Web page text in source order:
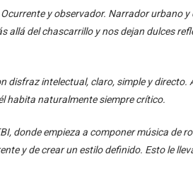
y observador. Narrador urbano
allá del chascarrillo y nos dejan dulces
disfraz intelectual, claro, simple y directo.
habita naturalmente siempre crítico.
donde empieza a componer música de
y de crear un estilo definido. Esto le